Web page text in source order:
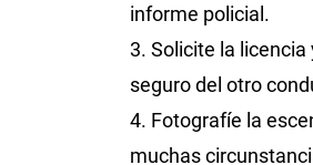
informe policial.
3. Solicite la
seguro del otro
4. Fotografíe la
muchas